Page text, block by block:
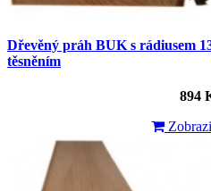
Dřevěný práh BUK s rádiusem
těsněním
894